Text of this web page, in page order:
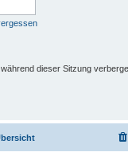
dieser Sitzung